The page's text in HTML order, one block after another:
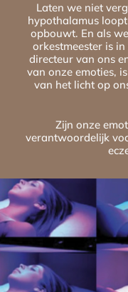
Laten we niet
hypothalamus
opbouwt. En als
orkestmeester is
directeur van ons
van onze emoties,
van het licht op
Zijn onze
verantwoordelijk